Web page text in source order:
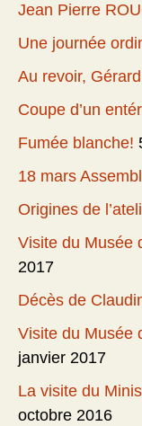
Jean Pierre
Une journée
Au revoir,
Coupe d’un
Fumée blanche!
18 mars
Origines de
Visite du Musée
2017
Décès de
Visite du Musée
janvier 2017
La visite du
octobre 2016